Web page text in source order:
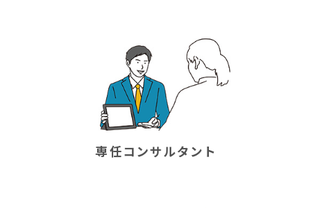
専任コンサルタント